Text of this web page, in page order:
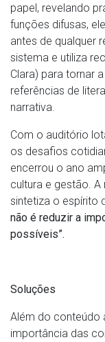
papel, revelando
funções difusas,
antes de qualquer
sistema e utiliza
Clara) para tornar
referências de
narrativa.
Com o auditório
os desafios
encerrou o ano
cultura e gestão.
sintetiza o espírito
não é reduzir a
possíveis”.
Soluções
Além do conteúdo
importância das